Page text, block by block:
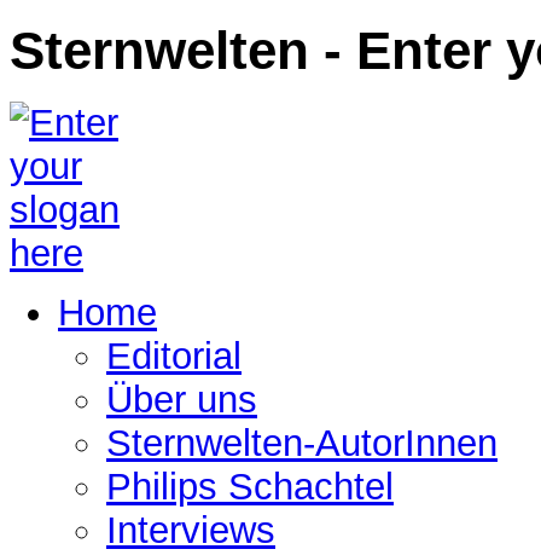
Sternwelten - Enter
Home
Editorial
Über uns
Sternwelten-AutorInnen
Philips Schachtel
Interviews